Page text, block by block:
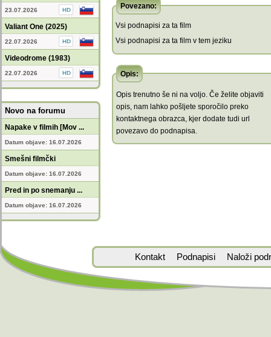
23.07.2026
Valiant One (2025)
22.07.2026
Videodrome (1983)
22.07.2026
Novo na forumu
Napake v filmih [Mov ...
Datum objave: 16.07.2026
Smešni filmčki
Datum objave: 16.07.2026
Pred in po snemanju ...
Datum objave: 16.07.2026
Povezano:
Vsi podnapisi za ta film
Vsi podnapisi za ta film v tem jeziku
Opis:
Opis trenutno še ni na voljo. Če želite objaviti
opis, nam lahko pošljete sporočilo preko
kontaktnega obrazca, kjer dodate tudi url
povezavo do podnapisa.
Kontakt Podnapisi Naloži